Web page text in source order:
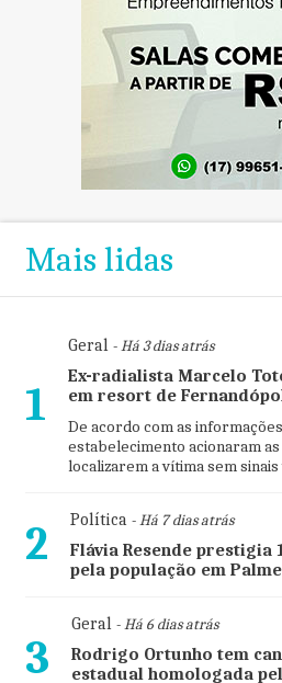
Mais lidas
1
Geral- Há 3 dias atrás
Ex-radialista Marcelo
em resort de
De acordo com as
estabelecimento acionaram
localizarem a vítima sem sinais
2 Política- Há 7 dias atrás
Flávia Resende prestigia
pela população em
3
Geral- Há 6 dias atrás
Rodrigo Ortunho tem
estadual homologada